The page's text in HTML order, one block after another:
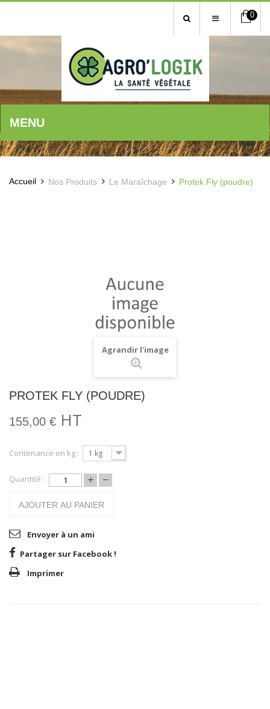
0
MENU
Accueil Nos Produits Le Maraîchage Protek Fly (poudre)
Agrandir l'image
PROTEK FLY (POUDRE)
155,00 € HT
Contenance en kg : 1 kg
Quantité :
AJOUTER AU PANIER
Envoyer à un ami
Partager sur Facebook !
Imprimer